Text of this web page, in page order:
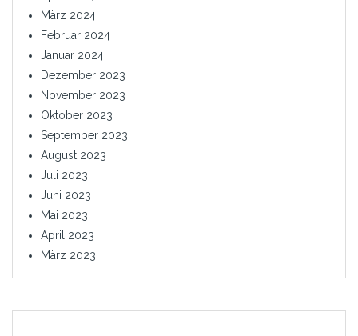
März 2024
Februar 2024
Januar 2024
Dezember 2023
November 2023
Oktober 2023
September 2023
August 2023
Juli 2023
Juni 2023
Mai 2023
April 2023
März 2023